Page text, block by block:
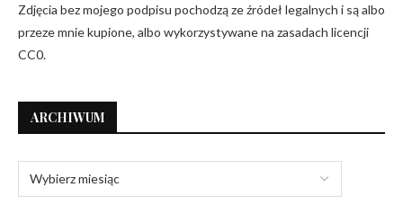
Zdjęcia bez mojego podpisu pochodzą ze źródeł legalnych i są albo
przeze mnie kupione, albo wykorzystywane na zasadach licencji
CC0.
ARCHIWUM